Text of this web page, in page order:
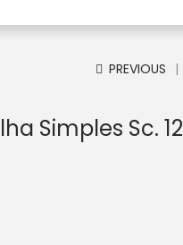
PREVIOUS
Simples Sc. 12